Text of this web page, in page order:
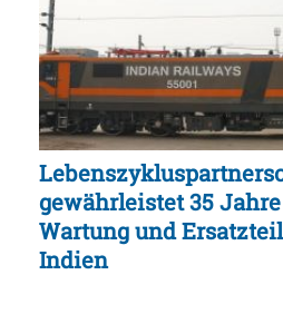
gewährleistet 35
Wartung und
Indien